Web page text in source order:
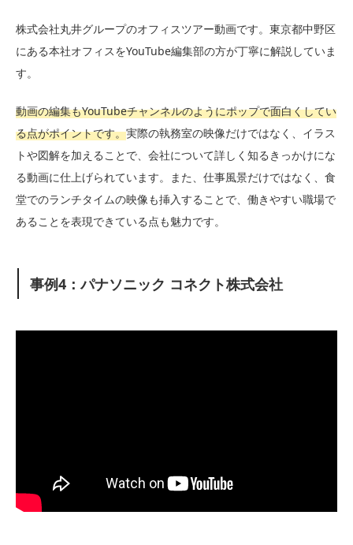
株式会社丸井グループのオフィスツアー動画です。東京都中野区
にある本社オフィスをYouTube編集部の方が丁寧に解説していま
す。
動画の編集もYouTubeチャンネルのようにポップで面白くしてい
る点がポイントです。実際の執務室の映像だけではなく、イラス
トや図解を加えることで、会社について詳しく知るきっかけにな
る動画に仕上げられています。また、仕事風景だけではなく、食
堂でのランチタイムの映像も挿入することで、働きやすい職場で
あることを表現できている点も魅力です。
事例4：パナソニック コネクト株式会社